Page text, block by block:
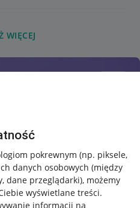
pokrewnym (np. piksele,
danych osobowych (między
dane przeglądarki), możemy
wyświetlane treści.
informacji na
WIĘCEJ